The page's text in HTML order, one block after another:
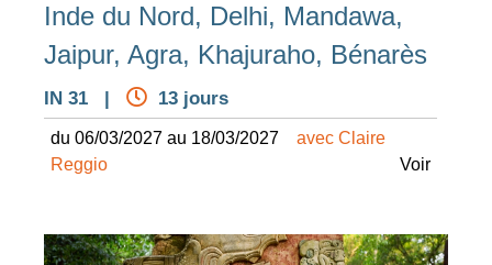
Inde du Nord, Delhi, Mandawa,
Jaipur, Agra, Khajuraho, Bénarès
IN 31 | 13 jours
du 06/03/2027 au 18/03/2027
avec Claire
Reggio
Voir